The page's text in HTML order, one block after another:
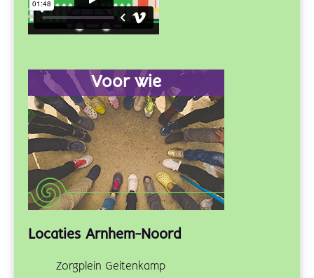
Voor wie
Locaties Arnhem-Noord
Zorgplein Geitenkamp